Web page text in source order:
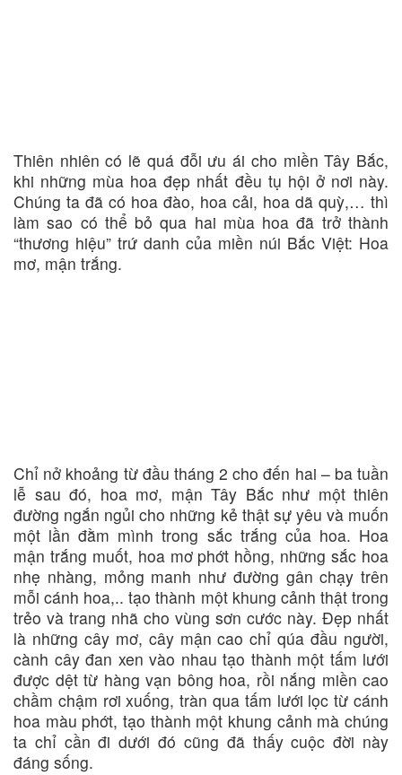
Thiên nhiên có lẽ quá đỗi ưu ái cho miền Tây Bắc,
khi những mùa hoa đẹp nhất đều tụ hội ở nơi này.
Chúng ta đã có hoa đào, hoa cải, hoa dã quỳ,… thì
làm sao có thể bỏ qua hai mùa hoa đã trở thành
“thương hiệu” trứ danh của miền núi Bắc Việt: Hoa
mơ, mận trắng.
Chỉ nở khoảng từ đầu tháng 2 cho đến hai – ba tuần
lễ sau đó, hoa mơ, mận Tây Bắc như một thiên
đường ngắn ngủi cho những kẻ thật sự yêu và muốn
một lần đằm mình trong sắc trắng của hoa. Hoa
mận trắng muốt, hoa mơ phớt hồng, những sắc hoa
nhẹ nhàng, mỏng manh như đường gân chạy trên
mỗi cánh hoa,.. tạo thành một khung cảnh thật trong
trẻo và trang nhã cho vùng sơn cước này. Đẹp nhất
là những cây mơ, cây mận cao chỉ qúa đầu người,
cành cây đan xen vào nhau tạo thành một tấm lưới
được dệt từ hàng vạn bông hoa, rồi nắng miền cao
chầm chậm rơi xuống, tràn qua tấm lưới lọc từ cánh
hoa màu phớt, tạo thành một khung cảnh mà chúng
ta chỉ cần đi dưới đó cũng đã thấy cuộc đời này
đáng sống.